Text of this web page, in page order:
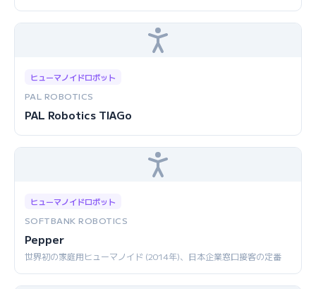
ヒューマノイドロボット
PAL ROBOTICS
PAL Robotics TIAGo
ヒューマノイドロボット
SOFTBANK ROBOTICS
Pepper
世界初の家庭用ヒューマノイド (2014年)、日本企業窓口接客の定番